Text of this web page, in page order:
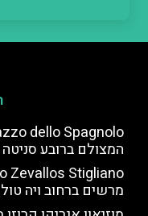
המצולם ברובע סניטה
מרשים ברחוב ויה